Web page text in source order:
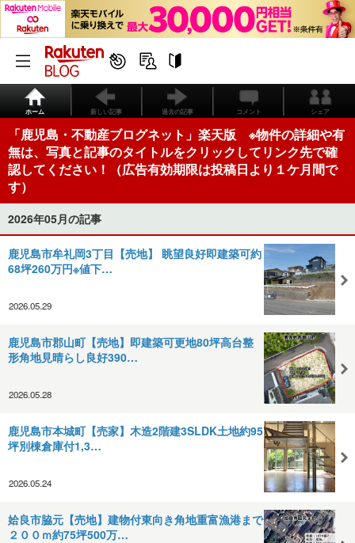
ホーム 新しい記事 過去の記事 コメント シェア
「鹿児島・不動産ブログネット」楽天版 ※物件の詳細や有
無は、写真と記事のタイトルをクリックしてリンク先で確
認してください！（広告有効期限は投稿日より１ケ月間で
す）
2026年05月の記事
鹿児島市牟礼岡3丁目【売地】 眺望良好即建築可約
68坪260万円※値下…
2026.05.29
鹿児島市郡山町【売地】即建築可更地80坪高台整
形角地見晴らし良好390…
2026.05.28
鹿児島市本城町【売家】木造2階建3SLDK土地約95
坪別棟倉庫付1,3…
2026.05.24
姶良市脇元【売地】建物付東向き角地重富漁港まで
２００ｍ約75坪500万…